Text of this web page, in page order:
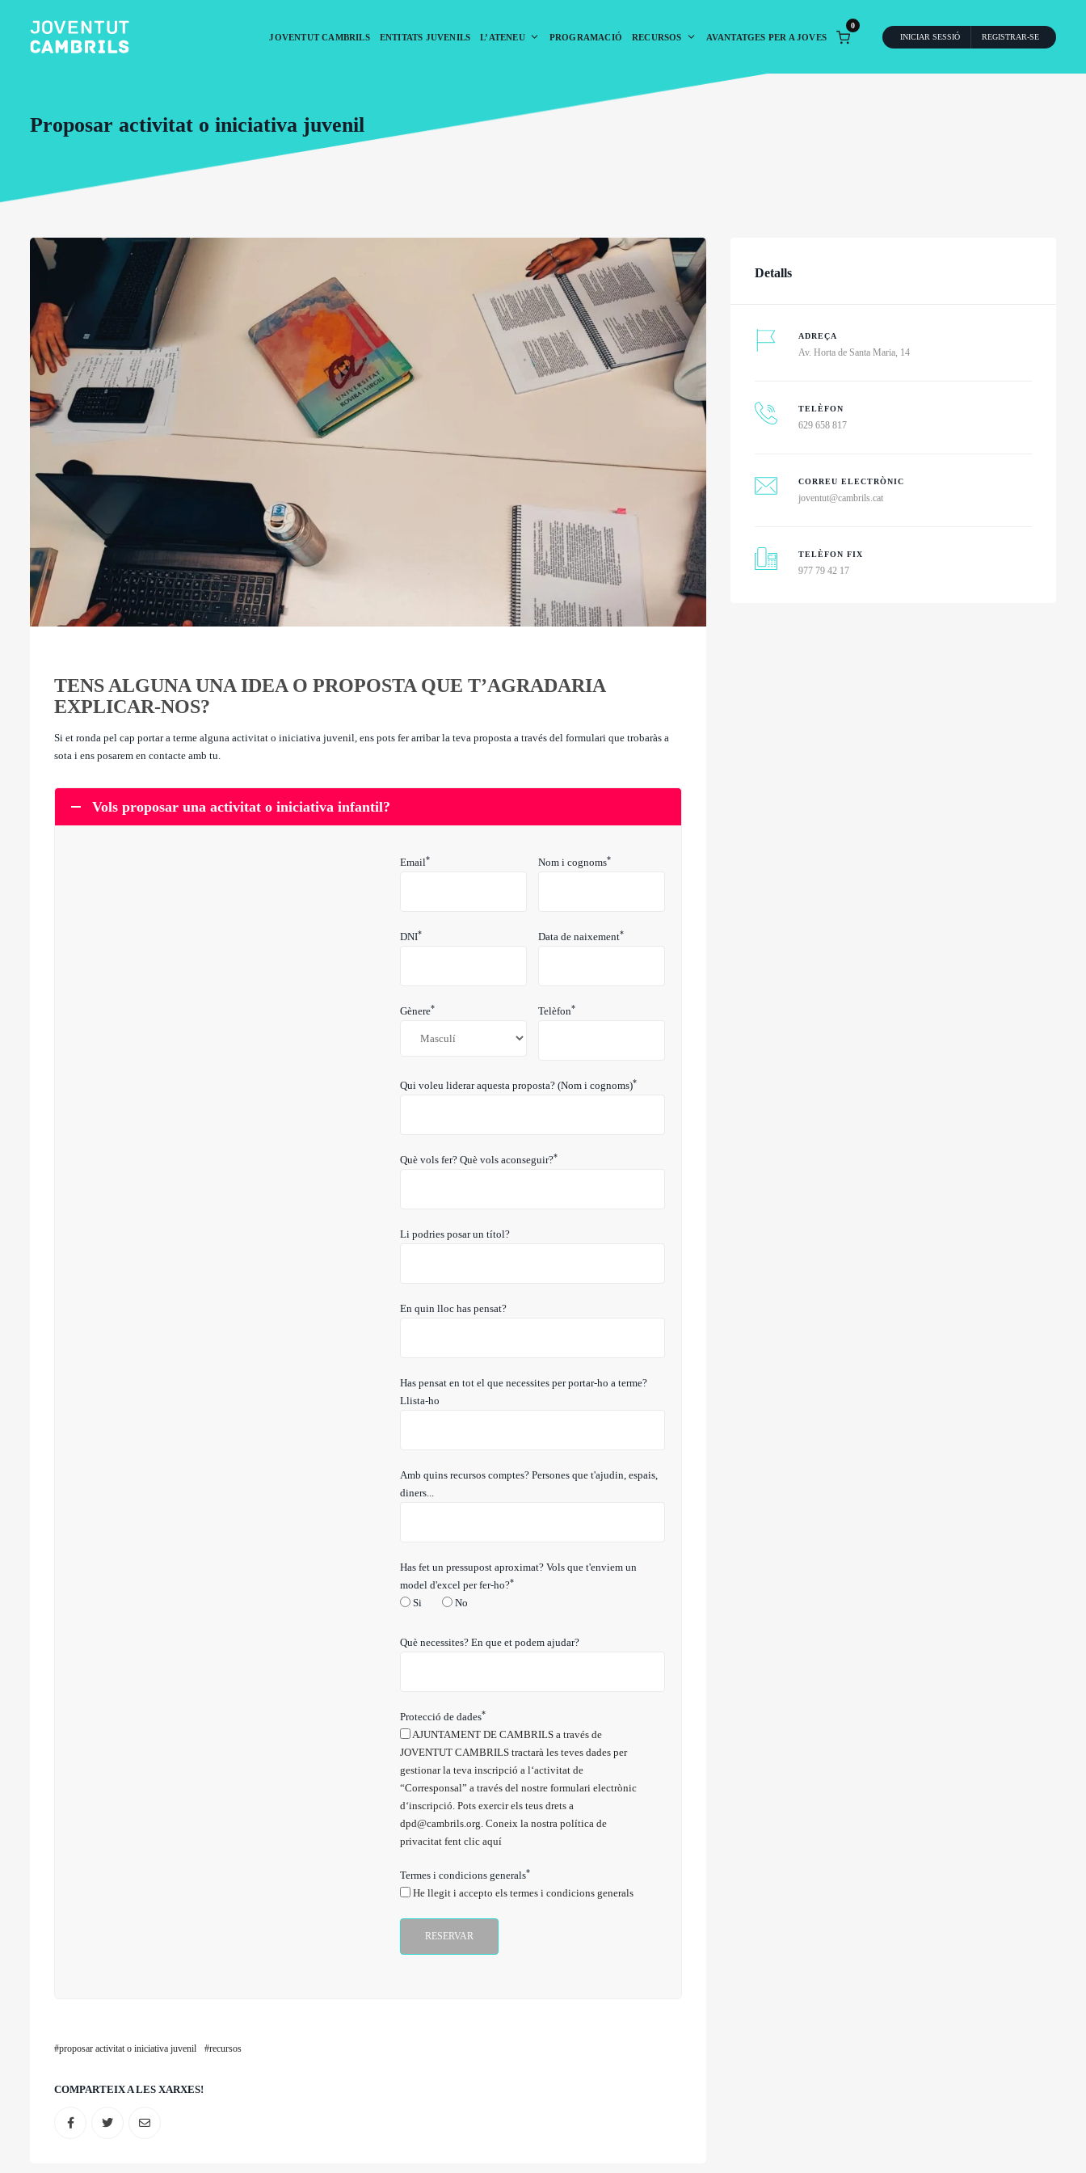
JOVENTUT CAMBRILS ENTITATS JUVENILS L’ATENEU PROGRAMACIÓ RECURSOS AVANTATGES PER A JOVES
0
INICIAR SESSIÓ
REGISTRAR-SE
Proposar activitat o iniciativa juvenil
TENS ALGUNA UNA IDEA O PROPOSTA QUE T’AGRADARIA
EXPLICAR-NOS?
Si et ronda pel cap portar a terme alguna activitat o iniciativa juvenil, ens pots fer arribar la teva proposta a través del formulari que trobaràs a
sota i ens posarem en contacte amb tu.
Vols proposar una activitat o iniciativa infantil?
Email* Nom i cognoms*
DNI* Data de naixement*
Gènere* Telèfon*
Qui voleu liderar aquesta proposta? (Nom i cognoms)*
Què vols fer? Què vols aconseguir?*
Li podries posar un títol?
En quin lloc has pensat?
Has pensat en tot el que necessites per portar-ho a terme?
Llista-ho
Amb quins recursos comptes? Persones que t'ajudin, espais,
diners...
Has fet un pressupost aproximat? Vols que t'enviem un
model d'excel per fer-ho?*
Si No
Què necessites? En que et podem ajudar?
Protecció de dades*
AJUNTAMENT DE CAMBRILS a través de
JOVENTUT CAMBRILS tractarà les teves dades per
gestionar la teva inscripció a l‘activitat de
“Corresponsal” a través del nostre formulari electrònic
d‘inscripció. Pots exercir els teus drets a
dpd@cambrils.org. Coneix la nostra política de
privacitat fent clic aquí
Termes i condicions generals*
He llegit i accepto els termes i condicions generals
RESERVAR
proposar activitat o iniciativa juvenil recursos
COMPARTEIX A LES XARXES!
Detalls
ADREÇA
Av. Horta de Santa Maria, 14
TELÈFON
629 658 817
CORREU ELECTRÒNIC
joventut@cambrils.cat
TELÈFON FIX
977 79 42 17